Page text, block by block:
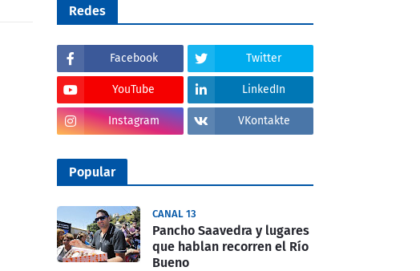
Redes
Facebook Twitter
YouTube LinkedIn
Instagram VKontakte
Popular
CANAL 13
Pancho Saavedra y lugares
que hablan recorren el Río
Bueno